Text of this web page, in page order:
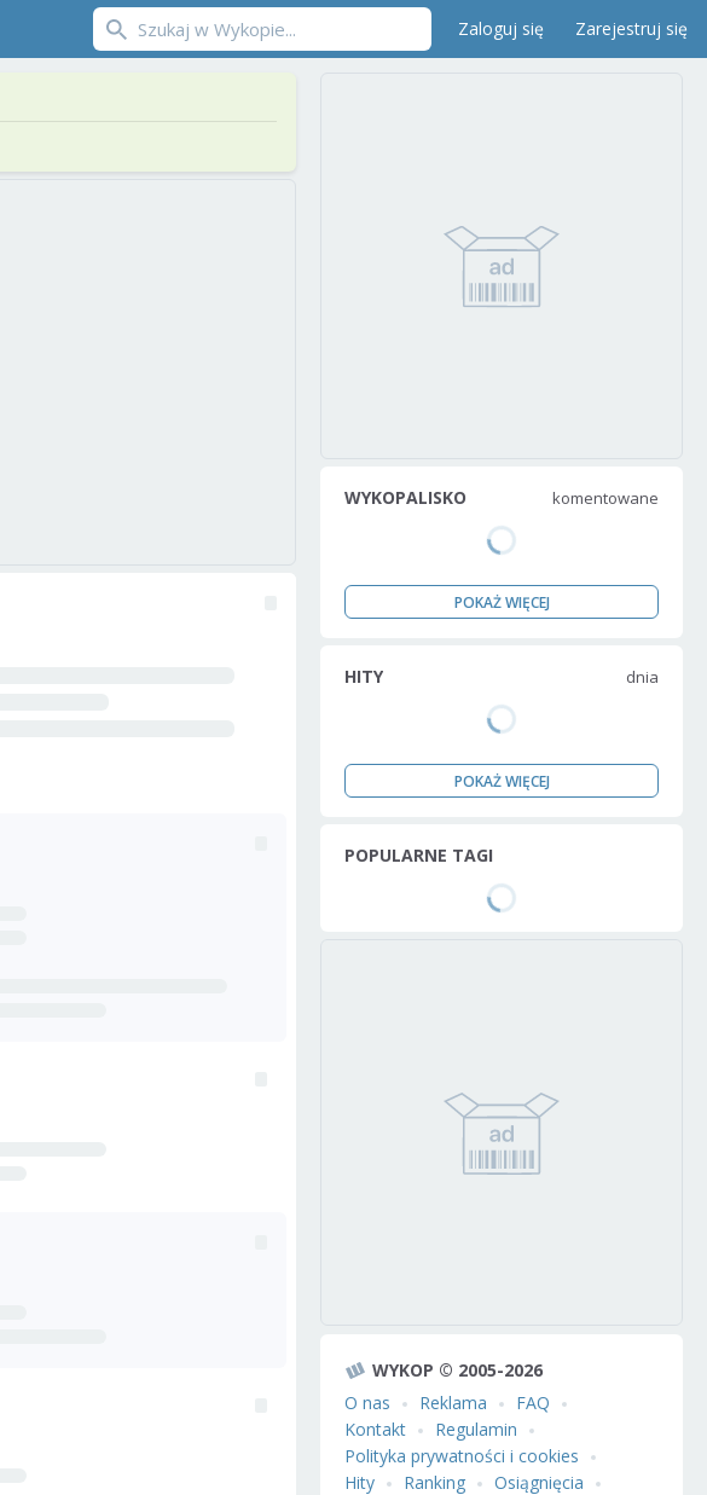
Zaloguj się Zarejestruj się
WYKOPALISKO komentowane
POKAŻ WIĘCEJ
HITY dnia
POKAŻ WIĘCEJ
POPULARNE TAGI
WYKOP © 2005-2026
O nas
Reklama
FAQ
Kontakt
Regulamin
Polityka prywatności i cookies
Hity
Ranking
Osiągnięcia